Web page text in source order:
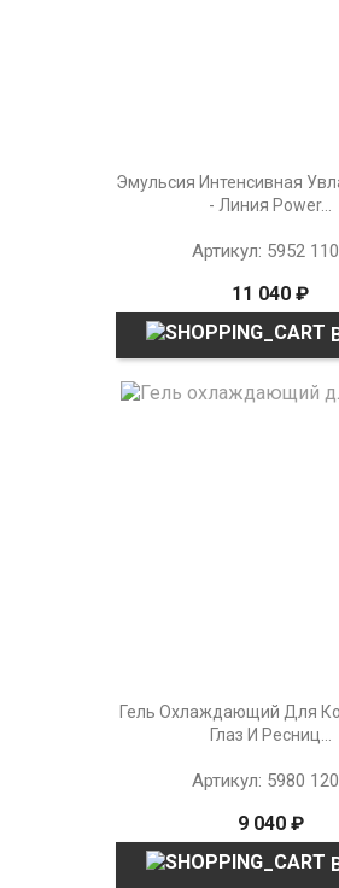
Эмульсия Интенсивная
- Линия Power...
Артикул: 5952
11 040 ₽
Гель Охлаждающий Для
Глаз И Ресниц...
Артикул: 5980
9 040 ₽